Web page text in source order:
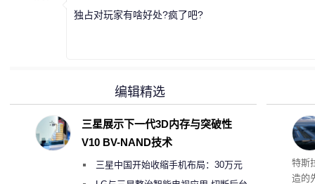
独占对玩家有啥好处?疯了吧?
特斯
造的
编辑精选
三星展示下一代3D内存与突破性
V10 BV-NAND技术
三星中国开始收缩手机布局：30万元